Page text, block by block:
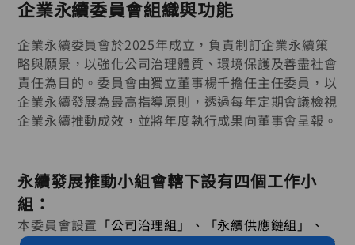
企業永續委員會組織與功能
企業永續委員會於2025年成立，負責制訂企業永續策
略與願景，以強化公司治理體質、環境保護及善盡社會
責任為目的。委員會由獨立董事楊千擔任主任委員，以
企業永續發展為最高指導原則，透過每年定期會議檢視
企業永續推動成效，並將年度執行成果向董事會呈報。
永續發展推動小組會轄下設有四個工作小
組：
本委員會設置 「公司治理組」、「永續供應鏈組」、